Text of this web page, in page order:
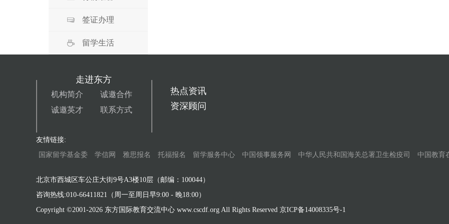
签证办理
留学生活
走进东方
机构简介
诚邀合作
诚邀英才
联系方式
热点资讯
资深顾问
友情链接:
国家留学基金委
学信网 雅思报名 托福报名 留学服务中心 中国领事服务网 中华人民共和国海关总署卫生检疫司 中国教育
北京市西城区车公庄大街9号A3楼10层（邮编：100044）
咨询热线:010-66411821（周一至周日早9:00 - 晚18:00）
Copyright ©2001-2026 东方国际教育交流中心 www.cscdf.org All Rights Reserved 京ICP备14008335号-1